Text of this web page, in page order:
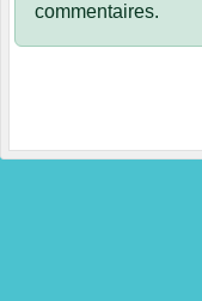
commentaires.